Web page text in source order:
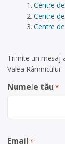
Centre
Centre
Centre
Trimite un mesaj
Valea Râmnicului
Numele tău *
Email *